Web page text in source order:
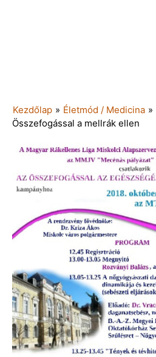
Kezdőlap » Életmód / Medicina »
Összefogással a mellrák ellen